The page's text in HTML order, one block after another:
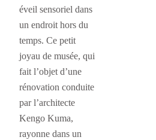
éveil sensoriel dans
un endroit hors du
temps. Ce petit
joyau de musée, qui
fait l’objet d’une
rénovation conduite
par l’architecte
Kengo Kuma,
rayonne dans un